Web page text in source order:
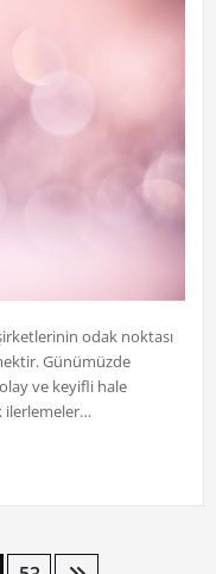
odak noktası
Günümüzde
ve keyifli hale
ilerlemeler…